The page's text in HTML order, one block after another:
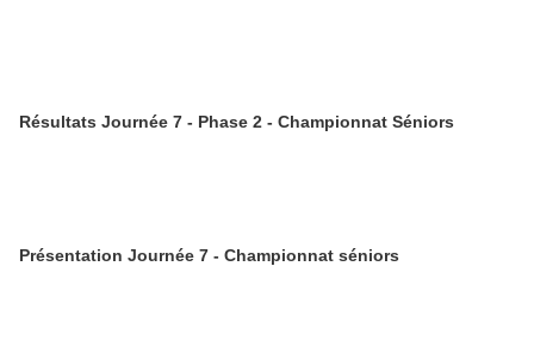
Résultats Journée 7 - Phase 2 - Championnat Séniors
Présentation Journée 7 - Championnat séniors